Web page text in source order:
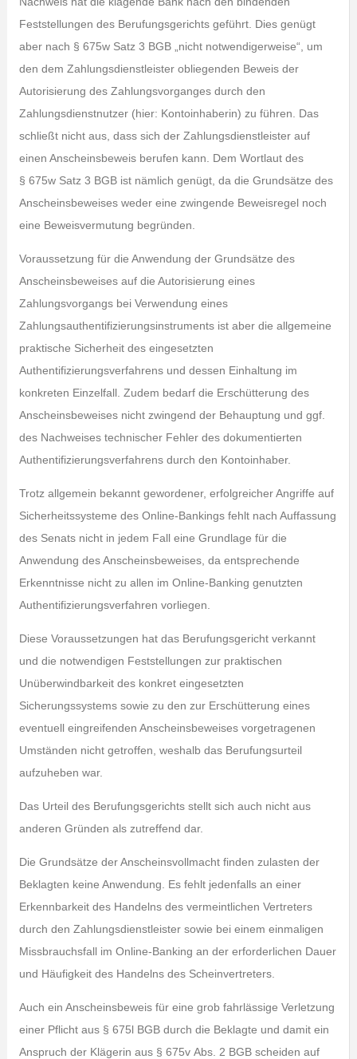
Feststellungen des Berufungsgerichts geführt. Dies genügt
aber nach § 675w Satz 3 BGB „nicht notwendigerweise“, um
den dem Zahlungsdienstleister obliegenden Beweis der
Autorisierung des Zahlungsvorganges durch den
Zahlungsdienstnutzer (hier: Kontoinhaberin) zu führen. Das
schließt nicht aus, dass sich der Zahlungsdienstleister auf
einen Anscheinsbeweis berufen kann. Dem Wortlaut des
§ 675w Satz 3 BGB ist nämlich genügt, da die Grundsätze des
Anscheinsbeweises weder eine zwingende Beweisregel noch
eine Beweisvermutung begründen.
Voraussetzung für die Anwendung der Grundsätze des
Anscheinsbeweises auf die Autorisierung eines
Zahlungsvorgangs bei Verwendung eines
Zahlungsauthentifizierungsinstruments ist aber die allgemeine
praktische Sicherheit des eingesetzten
Authentifizierungsverfahrens und dessen Einhaltung im
konkreten Einzelfall. Zudem bedarf die Erschütterung des
Anscheinsbeweises nicht zwingend der Behauptung und ggf.
des Nachweises technischer Fehler des dokumentierten
Authentifizierungsverfahrens durch den Kontoinhaber.
Trotz allgemein bekannt gewordener, erfolgreicher Angriffe auf
Sicherheitssysteme des Online-Bankings fehlt nach Auffassung
des Senats nicht in jedem Fall eine Grundlage für die
Anwendung des Anscheinsbeweises, da entsprechende
Erkenntnisse nicht zu allen im Online-Banking genutzten
Authentifizierungsverfahren vorliegen.
Diese Voraussetzungen hat das Berufungsgericht verkannt
und die notwendigen Feststellungen zur praktischen
Unüberwindbarkeit des konkret eingesetzten
Sicherungssystems sowie zu den zur Erschütterung eines
eventuell eingreifenden Anscheinsbeweises vorgetragenen
Umständen nicht getroffen, weshalb das Berufungsurteil
aufzuheben war.
Das Urteil des Berufungsgerichts stellt sich auch nicht aus
anderen Gründen als zutreffend dar.
Die Grundsätze der Anscheinsvollmacht finden zulasten der
Beklagten keine Anwendung. Es fehlt jedenfalls an einer
Erkennbarkeit des Handelns des vermeintlichen Vertreters
durch den Zahlungsdienstleister sowie bei einem einmaligen
Missbrauchsfall im Online-Banking an der erforderlichen Dauer
und Häufigkeit des Handelns des Scheinvertreters.
Auch ein Anscheinsbeweis für eine grob fahrlässige Verletzung
einer Pflicht aus § 675l BGB durch die Beklagte und damit ein
Anspruch der Klägerin aus § 675v Abs. 2 BGB scheiden auf